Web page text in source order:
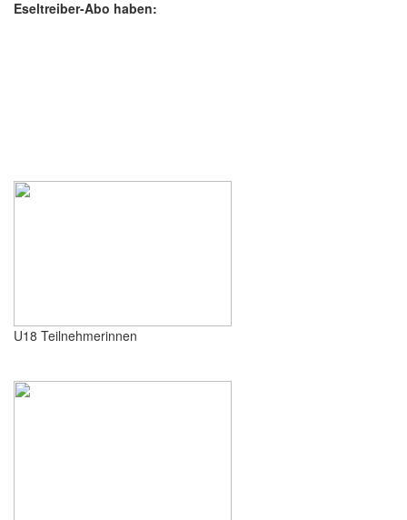
Eseltreiber-Abo haben:
U18 Teilnehmerinnen